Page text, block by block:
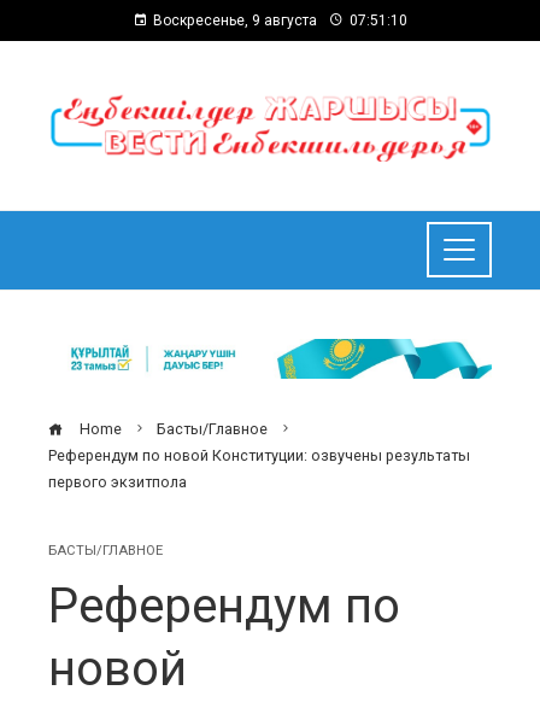
Воскресенье, 9 августа 07:51:11
Home
Басты/Главное
Референдум по новой Конституции: озвучены результаты
первого экзитпола
БАСТЫ/ГЛАВНОЕ
Референдум по
новой